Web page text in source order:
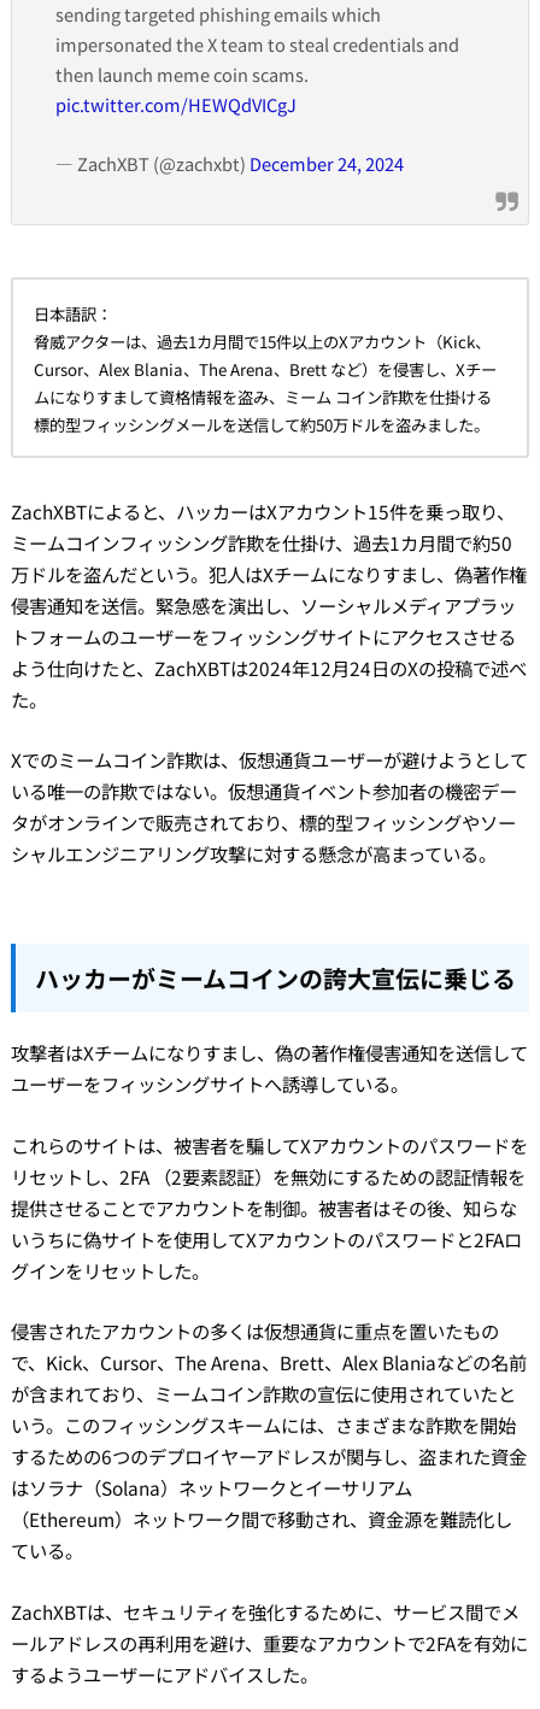
sending targeted phishing emails which
impersonated the X team to steal credentials and
then launch meme coin scams.
pic.twitter.com/HEWQdVICgJ
— ZachXBT (@zachxbt) December 24, 2024
日本語訳：
脅威アクターは、過去1カ月間で15件以上のXアカウント（Kick、
Cursor、Alex Blania、The Arena、Brett など）を侵害し、Xチー
ムになりすまして資格情報を盗み、ミーム コイン詐欺を仕掛ける
標的型フィッシングメールを送信して約50万ドルを盗みました。
ZachXBTによると、ハッカーはXアカウント15件を乗っ取り、
ミームコインフィッシング詐欺を仕掛け、過去1カ月間で約50
万ドルを盗んだという。犯人はXチームになりすまし、偽著作権
侵害通知を送信。緊急感を演出し、ソーシャルメディアプラッ
トフォームのユーザーをフィッシングサイトにアクセスさせる
よう仕向けたと、ZachXBTは2024年12月24日のXの投稿で述べ
た。
Xでのミームコイン詐欺は、仮想通貨ユーザーが避けようとして
いる唯一の詐欺ではない。仮想通貨イベント参加者の機密デー
タがオンラインで販売されており、標的型フィッシングやソー
シャルエンジニアリング攻撃に対する懸念が高まっている。
ハッカーがミームコインの誇大宣伝に乗じる
攻撃者はXチームになりすまし、偽の著作権侵害通知を送信して
ユーザーをフィッシングサイトへ誘導している。
これらのサイトは、被害者を騙してXアカウントのパスワードを
リセットし、2FA （2要素認証）を無効にするための認証情報を
提供させることでアカウントを制御。被害者はその後、知らな
いうちに偽サイトを使用してXアカウントのパスワードと2FAロ
グインをリセットした。
侵害されたアカウントの多くは仮想通貨に重点を置いたもの
で、Kick、Cursor、The Arena、Brett、Alex Blaniaなどの名前
が含まれており、ミームコイン詐欺の宣伝に使用されていたと
いう。このフィッシングスキームには、さまざまな詐欺を開始
するための6つのデプロイヤーアドレスが関与し、盗まれた資金
はソラナ（Solana）ネットワークとイーサリアム
（Ethereum）ネットワーク間で移動され、資金源を難読化し
ている。
ZachXBTは、セキュリティを強化するために、サービス間でメ
ールアドレスの再利用を避け、重要なアカウントで2FAを有効に
するようユーザーにアドバイスした。